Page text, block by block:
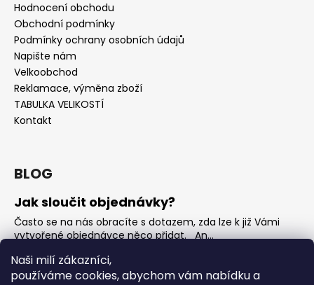
Naši milí zákazníci,
používáme cookies, abychom vám nabídku a
Hodnocení obchodu
Obchodní podmínky
Podmínky ochrany osobních údajů
Napište nám
Velkoobchod
Reklamace, výměna zboží
TABULKA VELIKOSTÍ
Kontakt
BLOG
Jak sloučit objednávky?
Často se na nás obracíte s dotazem, zda lze k již Vámi
vytvořené objednávce něco přidat. An...
Jak vybrat rostoucí overal na jaro?
Nejčastější otázka, kterou od Vás teď dostáváme je, jak